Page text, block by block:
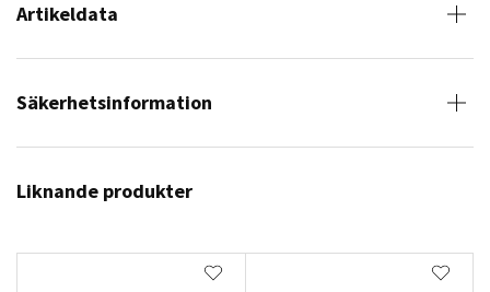
Artikeldata
Säkerhetsinformation
Liknande produkter